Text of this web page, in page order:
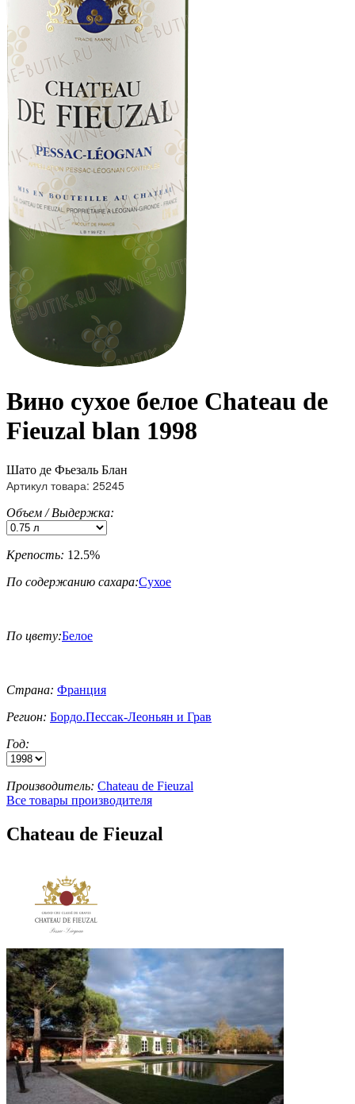
Вино сухое белое Chateau de
Fieuzal blan 1998
Шато де Фьезаль Блан
Артикул товара: 25245
Объем / Выдержка:
Крепость: 12.5%
По содержанию сахара:Сухое
По цвету:Белое
Страна: Франция
Регион: Бордо.Пессак-Леоньян и Грав
Год:
Производитель: Chateau de Fieuzal
Все товары производителя
Chateau de Fieuzal